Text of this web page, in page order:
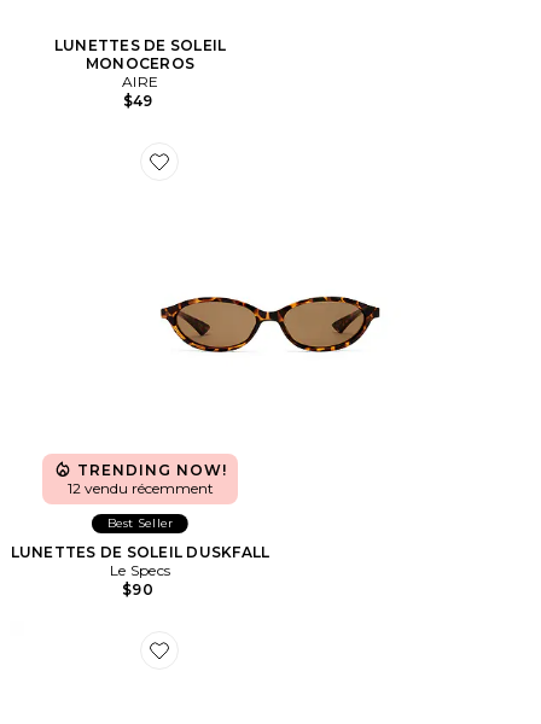
LUNETTES DE SOLEIL
MONOCEROS
AIRE
$49
Favorite LUNETTES DE SOLEIL DUSKFALL
TRENDING NOW!
12 vendu récemment
Best Seller
LUNETTES DE SOLEIL DUSKFALL
Le Specs
$90
Favorite LUNETTES DE SOLEIL